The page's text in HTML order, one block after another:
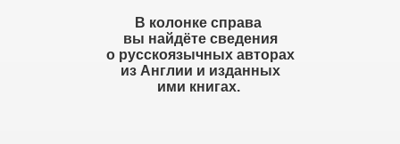
В колонке справа
вы найдёте сведения
о русскоязычных авторах
из Англии и изданных
ими книгах.